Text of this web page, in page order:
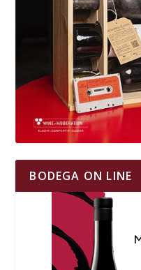
BODEGA ON LINE